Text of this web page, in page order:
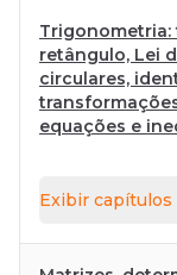
retângulo, Lei
circulares,
equações e
Exibir capítulos